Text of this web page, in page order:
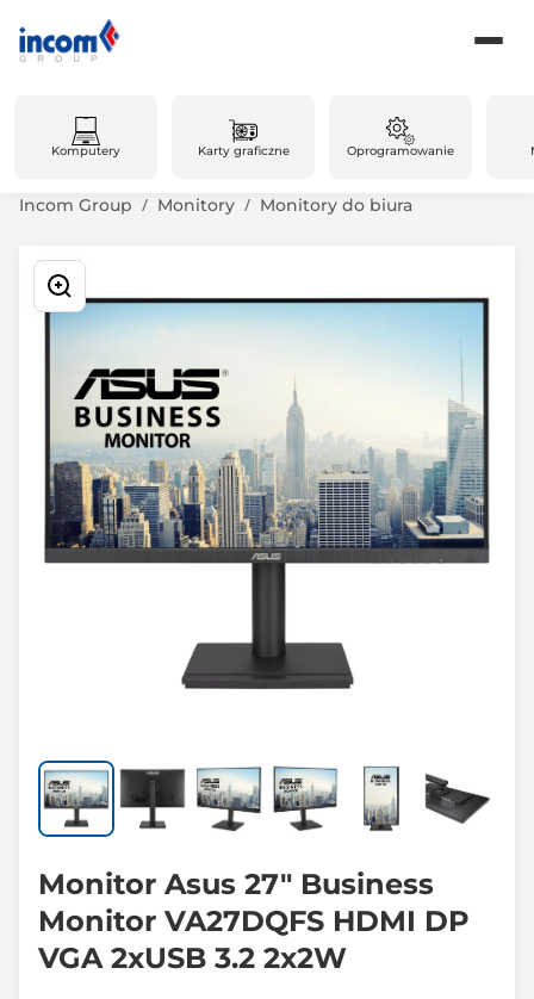
Komputery Karty graficzne Oprogramowanie
Incom Group Monitory Monitory do biura
Monitor Asus 27" Business
Monitor VA27DQFS HDMI DP
VGA 2xUSB 3.2 2x2W